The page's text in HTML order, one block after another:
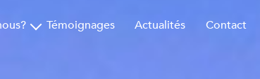
Témoignages Actualités Contact